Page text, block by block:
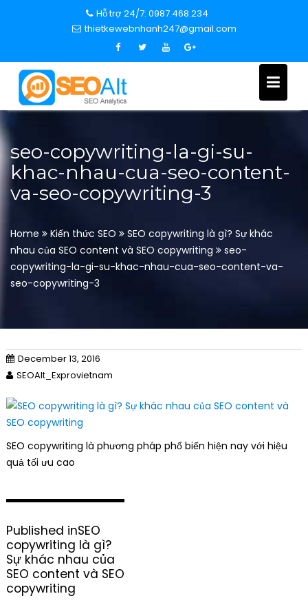
c
o
n
Hỗ trợ 24/7: 0987.468.234
thietkewebnhanh247@gmail.com
seo-copywriting-la-gi-su-
khac-nhau-cua-seo-content-
va-seo-copywriting-3
Home Kiến thức SEO
SEO copywriting là gì? Sự khác
nhau của SEO content và SEO copywriting
seo-
copywriting-la-gi-su-khac-nhau-cua-seo-content-va-
seo-copywriting-3
December 13, 2016
SEOAlt_Exprovietnam
SEO copywriting là phương pháp phổ biến hiện nay với hiệu
quả tối ưu cao
o
s
t
n
a
Published inSEO
copywriting là gì?
Sự khác nhau của
SEO content và SEO
copywriting